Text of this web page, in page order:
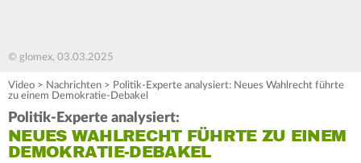
© glomex, 03.03.2025
Video > Nachrichten > Politik-Experte analysiert: Neues Wahlrecht führte
zu einem Demokratie-Debakel
Politik-Experte analysiert:
NEUES WAHLRECHT FÜHRTE ZU EINEM
DEMOKRATIE-DEBAKEL